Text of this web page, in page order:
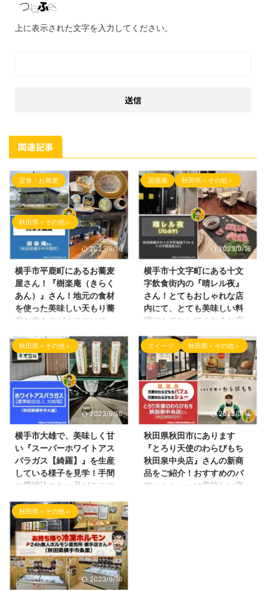
上に表示された文字を入力してください。
関連記事
定食・お蕎麦
秋田県＜その他＞
2023/9/16
横手市平鹿町にあるお蕎麦
屋さん！『樹楽庵（きらく
あん）』さん！地元の食材
を使った美味しい天もり蕎
麦と丼ものがオススメで
こんにちわ！ ブログ「しんめん
の旅」を配信致します。 6月は更
新頻度が低くなってしまい申し訳
ございませんでした。 今まで溜
まってしまった記事を少しずつ配
信していきます！ 本日の投稿
は、秋田県横手市で、2023年4
月にオープンされたお蕎麦屋さん
をご紹介致します。 場所は、秋
田県横手市平鹿町にあります平鹿
野球場や浅舞陸上競技場の近くに
ある 『樹楽庵（きらくあん）』
osobaya_kirakuan こちらで最
新のお店情報をご覧頂けます。）
樹楽庵さん 道路沿いにあり、と
ても目 ...
居酒屋 秋田県＜その他＞
2023/9/16
横手市十文字町にある十文
字飲食街内の『晴レル夜』
さん！とてもおしゃれな店
内にて、とても美味しい料
理でもてなしてくれるお店
こんばんわ！ブログ（しんめんの
旅）のお時間となりました！ 本
日の投稿は、横手市十文字町に
3月21日にオープンしました創作
ダイニングのお店のご紹介となり
ます。 ここのお店は、十文字飲
食街の中にあるお店です！（国道
側の方のお店です） 晴レル夜さ
んの外観 お店の名前は、晴レル
夜（ハレルヤ）さんです！ 晴レ
ル夜さんの看板が立体的でとても
良い感じです！ 本日はこのお店
秋田県＜その他＞
2023/9/16
横手市大雄で、美味しく甘
い『スーパーホワイトアス
パラガス【綺羅】』を生産
している様子を見学！手間
と愛情込めた一品がここに
こんばんわ！しんめんのブログの
お時間です！ 今回の記事は、
2023年1月に、 『ホワイトアス
パラガス』で有名な横手市大雄に
あります 農事組合法人さんのと
ころに伺ってきましたので、ご紹
介させて頂きます！ 久しぶりの
スイーツ 秋田県＜その他＞
2023/9/16
秋田県秋田市にあります
『とろり天使のわらびもち
秋田泉中央店』さんの新商
品をご紹介！おすすめのパ
フェとシューは美味しい商
秋田県＜その他＞
2023/9/16